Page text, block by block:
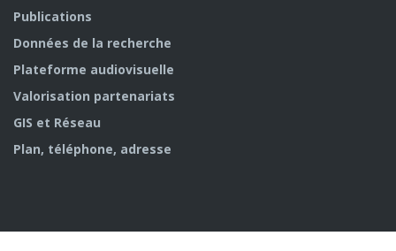
Publications
Données de la recherche
Plateforme audiovisuelle
Valorisation partenariats
GIS et Réseau
Plan, téléphone, adresse